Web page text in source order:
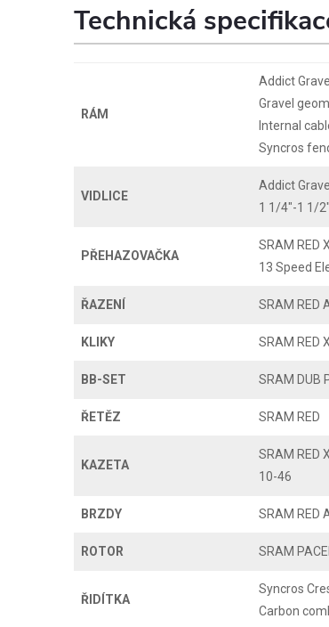
Technická
RÁM
Addict
Gravel
Internal
Syncros
VIDLICE
Addict
1 1/4"-1 1/
PŘEHAZOVAČKA
SRAM RED
13 Speed
ŘAZENÍ SRAM RED
KLIKY SRAM RED
BB-SET SRAM DUB
ŘETĚZ SRAM RED
KAZETA
SRAM RED
10-46
BRZDY SRAM RED
ROTOR SRAM
ŘIDÍTKA
Syncros
Carbon